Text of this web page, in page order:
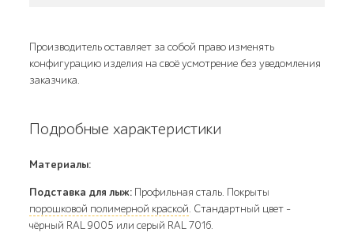
Производитель оставляет за собой право изменять
конфигурацию изделия на своё усмотрение без уведомления
заказчика.
Подробные характеристики
Материалы:
Подставка для лыж: Профильная сталь. Покрыты
порошковой полимерной краской. Стандартный цвет –
чёрный RAL 9005 или серый RAL 7016.